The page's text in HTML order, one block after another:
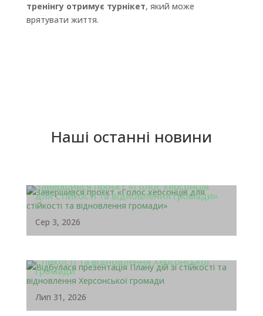
тренінгу отримує турнікет, який може
врятувати життя.
Наші останні новини
Завершився проєкт «Голос херсонців
для стійкості та відновлення громади»
Сер 3, 2026
стійкості та відновлення Херсонської
громади
Лип 31, 2026